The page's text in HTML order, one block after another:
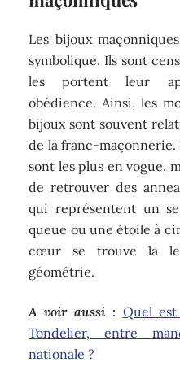
Les bijoux
symbolique. Ils sont
les portent leur
obédience. Ainsi, les
bijoux sont souvent
de la franc-maçonnerie.
sont les plus en vogue,
de retrouver des
qui représentent un
queue ou une étoile à
cœur se trouve la
géométrie.
A voir aussi : Quel
Tondelier, entre
nationale ?